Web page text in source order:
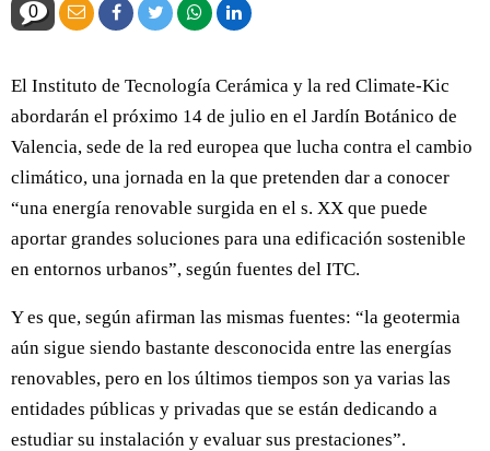
0
El Instituto de Tecnología Cerámica y la red Climate-Kic
abordarán el próximo 14 de julio en el Jardín Botánico de
Valencia, sede de la red europea que lucha contra el cambio
climático, una jornada en la que pretenden dar a conocer
“una energía renovable surgida en el s. XX que puede
aportar grandes soluciones para una edificación sostenible
en entornos urbanos”, según fuentes del ITC.
Y es que, según afirman las mismas fuentes: “la geotermia
aún sigue siendo bastante desconocida entre las energías
renovables, pero en los últimos tiempos son ya varias las
entidades públicas y privadas que se están dedicando a
estudiar su instalación y evaluar sus prestaciones”.